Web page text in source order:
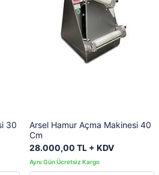
30
Arsel Hamur Açma Makinesi 40
Cm
28.000,00 TL + KDV